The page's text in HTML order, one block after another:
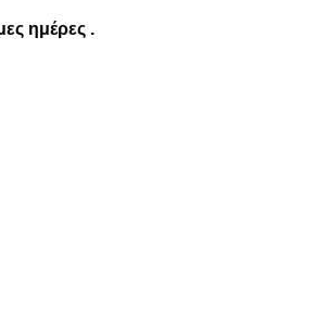
ημέρες .